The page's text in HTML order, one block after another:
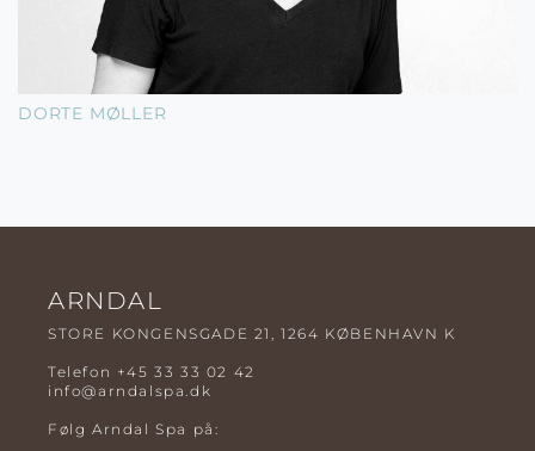
DORTE MØLLER
ARNDAL
STORE KONGENSGADE 21, 1264 KØBENHAVN K
Telefon +45 33 33 02 42
info@arndalspa.dk
Følg Arndal Spa på: